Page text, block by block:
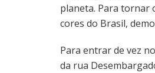
planeta. Para tornar
cores do Brasil,
Para entrar de vez
da rua